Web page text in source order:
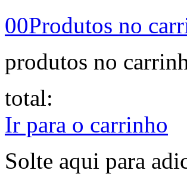
00Produtos no
produtos no
total:
Ir para o carrinho
Solte aqui para